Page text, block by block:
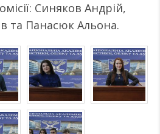
Синяков Андрій,
та Панасюк Альона.